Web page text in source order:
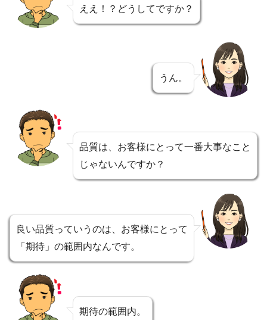
ええ！？どうしてですか？
うん。
品質は、お客様にとって一番大事なこと
じゃないんですか？
良い品質っていうのは、お客様にとって
「期待」の範囲内なんです。
期待の範囲内。